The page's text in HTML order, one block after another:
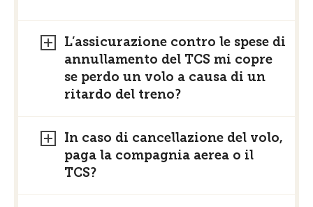
L’assicurazione contro le spese di
annullamento del TCS mi copre
se perdo un volo a causa di un
ritardo del treno?
In caso di cancellazione del volo,
paga la compagnia aerea o il
TCS?